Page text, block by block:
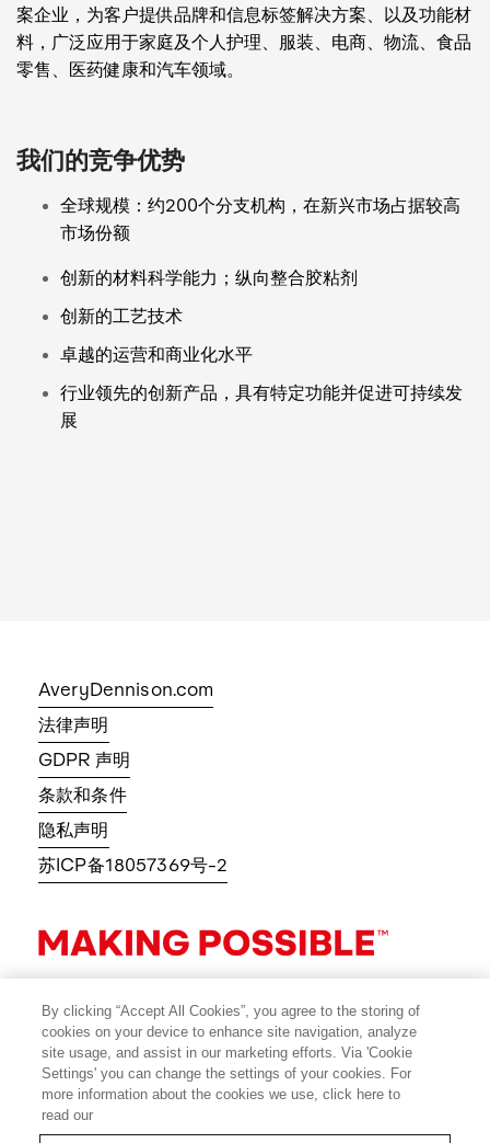
案企业，为客户提供品牌和信息标签解决方案、以及功能材
料，广泛应用于家庭及个人护理、服装、电商、物流、食品
零售、医药健康和汽车领域。
我们的竞争优势
全球规模：约200个分支机构，在新兴市场占据较高
市场份额
创新的材料科学能力；纵向整合胶粘剂
创新的工艺技术
卓越的运营和商业化水平
行业领先的创新产品，具有特定功能并促进可持续发
展
AveryDennison.com
法律声明
GDPR 声明
条款和条件
隐私声明
苏ICP备18057369号-2
By clicking “Accept All Cookies”, you agree to the storing of
cookies on your device to enhance site navigation, analyze
site usage, and assist in our marketing efforts. Via 'Cookie
Settings' you can change the settings of your cookies. For
more information about the cookies we use, click here to
read our